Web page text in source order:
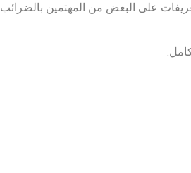
على البعض من المهتمين بالضرائب